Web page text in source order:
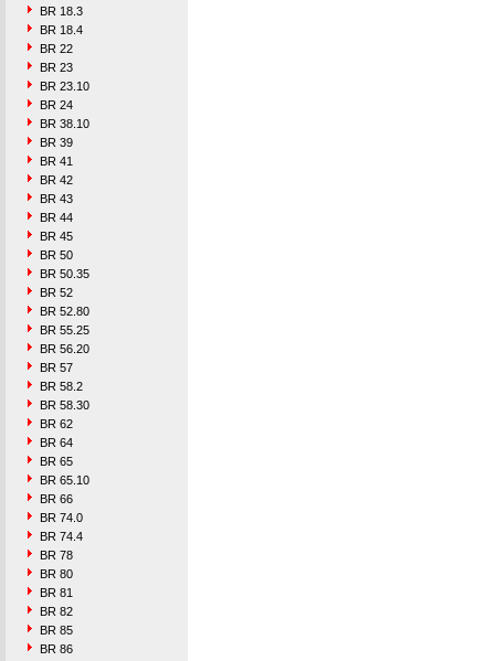
BR 18.3
BR 18.4
BR 22
BR 23
BR 23.10
BR 24
BR 38.10
BR 39
BR 41
BR 42
BR 43
BR 44
BR 45
BR 50
BR 50.35
BR 52
BR 52.80
BR 55.25
BR 56.20
BR 57
BR 58.2
BR 58.30
BR 62
BR 64
BR 65
BR 65.10
BR 66
BR 74.0
BR 74.4
BR 78
BR 80
BR 81
BR 82
BR 85
BR 86